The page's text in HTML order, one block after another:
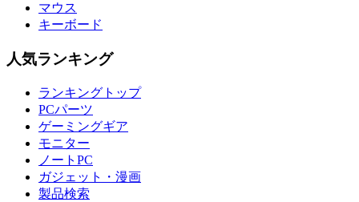
マウス
キーボード
人気ランキング
ランキングトップ
PCパーツ
ゲーミングギア
モニター
ノートPC
ガジェット・漫画
製品検索